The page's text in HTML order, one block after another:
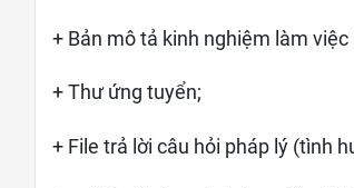
+ Bản mô tả kinh nghiệm làm việc
+ Thư ứng tuyển;
+ File trả lời câu hỏi pháp lý (tình